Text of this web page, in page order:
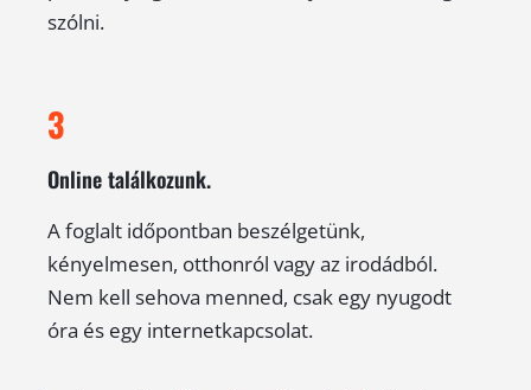
szólni.
3
Online találkozunk.
A foglalt időpontban beszélgetünk,
kényelmesen, otthonról vagy az irodádból.
Nem kell sehova menned, csak egy nyugodt
óra és egy internetkapcsolat.